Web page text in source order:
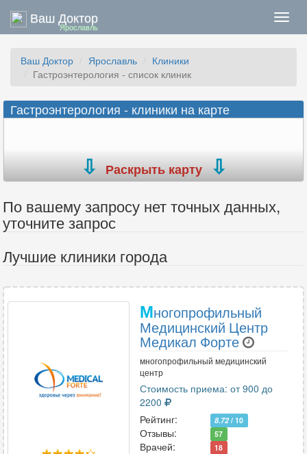
Ваш Доктор
Ярославль
Ваш Доктор Ярославль
Клиники
Гастроэнтерология - список клиник
Гастроэнтерология - клиники на карте
Раскрыть карту
По вашему запросу нет точных данных,
уточните запрос
Лучшие клиники города
Многопрофильный
Медицинский Центр
Медикал Форте
многопрофильный медицинский
центр
Стоимость приема: от 900 до
2200
Рейтинг:
8.72 / 10
Отзывы: 57
Врачей: 18